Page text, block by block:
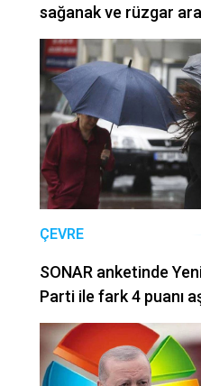
sağanak ve rüzgar
ÇEVRE
SONAR anketinde
Parti ile fark 4 puanı